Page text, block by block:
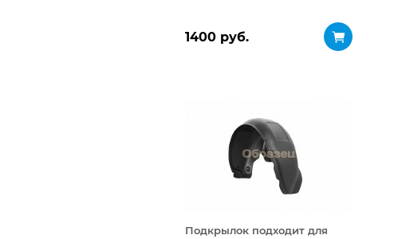
1400 руб.
Подкрылок подходит для